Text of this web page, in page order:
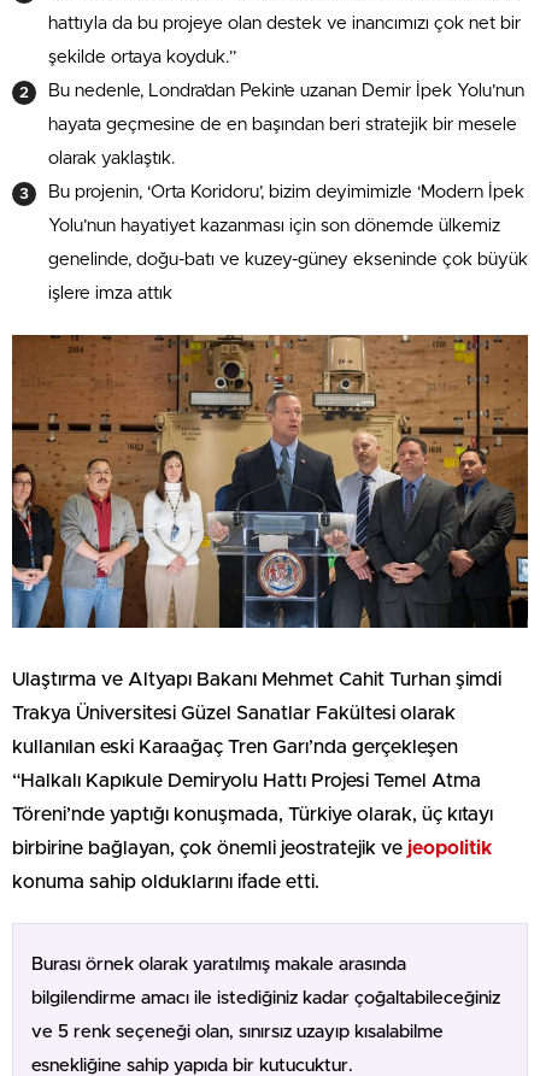
hattıyla da bu projeye olan destek ve inancımızı çok net bir
şekilde ortaya koyduk.”
Bu nedenle, Londra’dan Pekin’e uzanan Demir İpek Yolu’nun
hayata geçmesine de en başından beri stratejik bir mesele
olarak yaklaştık.
Bu projenin, ‘Orta Koridoru’, bizim deyimimizle ‘Modern İpek
Yolu’nun hayatiyet kazanması için son dönemde ülkemiz
genelinde, doğu-batı ve kuzey-güney ekseninde çok büyük
işlere imza attık
Ulaştırma ve Altyapı Bakanı Mehmet Cahit Turhan şimdi
Trakya Üniversitesi Güzel Sanatlar Fakültesi olarak
kullanılan eski Karaağaç Tren Garı’nda gerçekleşen
“Halkalı Kapıkule Demiryolu Hattı Projesi Temel Atma
Töreni’nde yaptığı konuşmada, Türkiye olarak, üç kıtayı
birbirine bağlayan, çok önemli jeostratejik ve jeopolitik
konuma sahip olduklarını ifade etti.
Burası örnek olarak yaratılmış makale arasında
bilgilendirme amacı ile istediğiniz kadar çoğaltabileceğiniz
ve 5 renk seçeneği olan, sınırsız uzayıp kısalabilme
esnekliğine sahip yapıda bir kutucuktur.